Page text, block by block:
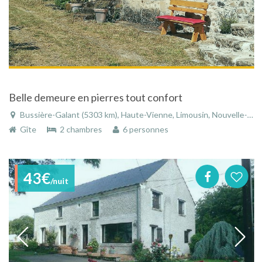
Belle demeure en pierres tout confort
Bussière-Galant (5303 km), Haute-Vienne, Limousin, Nouvelle-Aquitaine, France
Gîte
2 chambres 6 personnes
43€/nuit